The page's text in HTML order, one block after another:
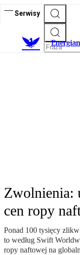
Serwisy
E
Zwolnienia:
cen ropy
Ponad 100 tysięcy
to według Swift
ropy naftowej na